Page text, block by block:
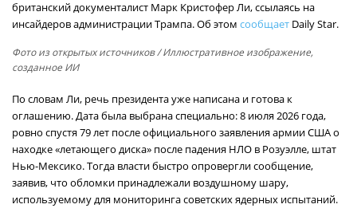
британский документалист Марк Кристофер Ли, ссылаясь на
инсайдеров администрации Трампа. Об этом сообщает Daily Star.
Фото из открытых источников/ Иллюстративное изображение,
созданное ИИ
По словам Ли, речь президента уже написана и готова к
оглашению. Дата была выбрана специально: 8 июля 2026 года,
ровно спустя 79 лет после официального заявления армии США о
находке «летающего диска» после падения НЛО в Розуэлле, штат
Нью-Мексико. Тогда власти быстро опровергли сообщение,
заявив, что обломки принадлежали воздушному шару,
используемому для мониторинга советских ядерных испытаний.